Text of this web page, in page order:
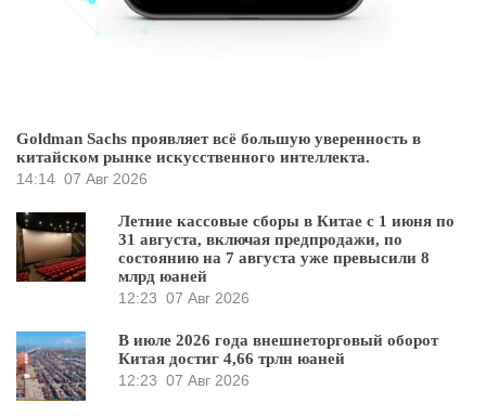
Goldman Sachs проявляет всё большую уверенность в
китайском рынке искусственного интеллекта.
14:14 07 Авг 2026
Летние кассовые сборы в Китае с 1 июня по
31 августа, включая предпродажи, по
состоянию на 7 августа уже превысили 8
млрд юаней
12:23 07 Авг 2026
В июле 2026 года внешнеторговый оборот
Китая достиг 4,66 трлн юаней
12:23 07 Авг 2026